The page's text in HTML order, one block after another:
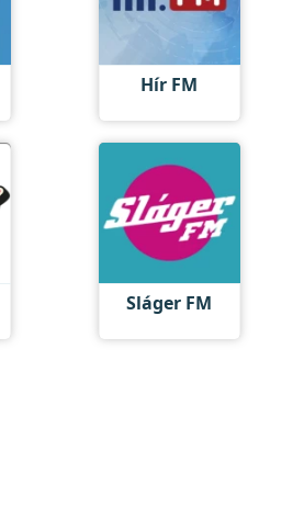
Hír FM
Sláger FM